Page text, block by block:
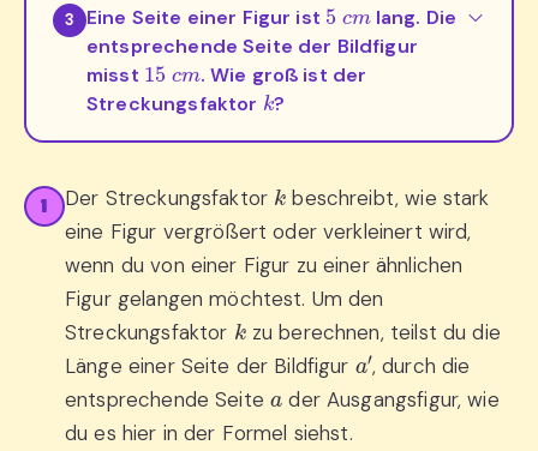
3 Eine Seite einer Figur ist
lang. Die
entsprechende Seite der Bildfigur
misst 15cm. Wie groß ist der
Streckungsfaktor k?
1 Der Streckungsfaktor k beschreibt, wie stark
eine Figur vergrößert oder verkleinert wird,
wenn du von einer Figur zu einer ähnlichen
Figur gelangen möchtest. Um den
Streckungsfaktor kzu berechnen, teilst du die
Länge einer Seite der Bildfigur
′, durch die
entsprechende Seite
der Ausgangsfigur, wie
du es hier in der Formel siehst.